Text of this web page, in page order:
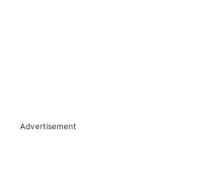
Advertisement